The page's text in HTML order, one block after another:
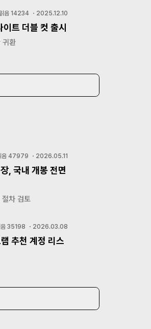
읽음 14234・ 2025.12.10
트 더블 컷 출시
귀환
음 47979 ・ 2026.05.11
, 국내 개봉 전면
차 검토
35198 ・ 2026.03.08
추천 계정 리스